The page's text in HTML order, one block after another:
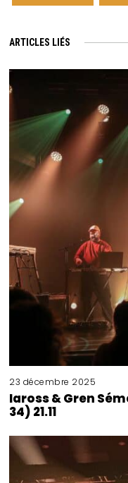
ARTICLES LIÉS
23 décembre 2025
Iaross & Gren
34) 21.11